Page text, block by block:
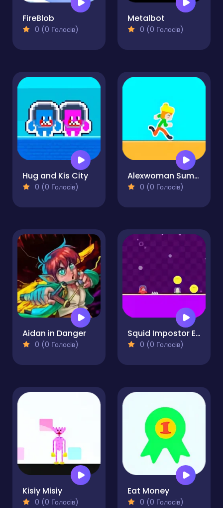
FireBlob
0 (0 Голосів)
Metalbot
0 (0 Голосів)
Hug and Kis City
0 (0 Голосів)
Alexwoman Summer Time
0 (0 Голосів)
Aidan in Danger
0 (0 Голосів)
Squid Impostor Escape
0 (0 Голосів)
Kisiy Misiy
0 (0 Голосів)
Eat Money
0 (0 Голосів)